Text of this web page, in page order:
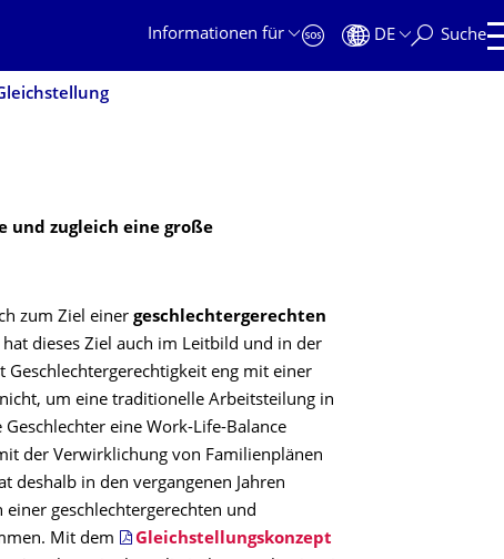
Informationen für
DE Suche
und zugleich eine große
zum Ziel einer geschlechtergerechten
hat dieses Ziel auch im Leitbild und in der
Geschlechtergerechtigkeit eng mit einer
um eine traditionelle Arbeitsteilung in
eine Work-Life-Balance
der Verwirklichung von Familienplänen
deshalb in den vergangenen Jahren
geschlechtergerechten und
Mit dem
Gleichstellungskonzept